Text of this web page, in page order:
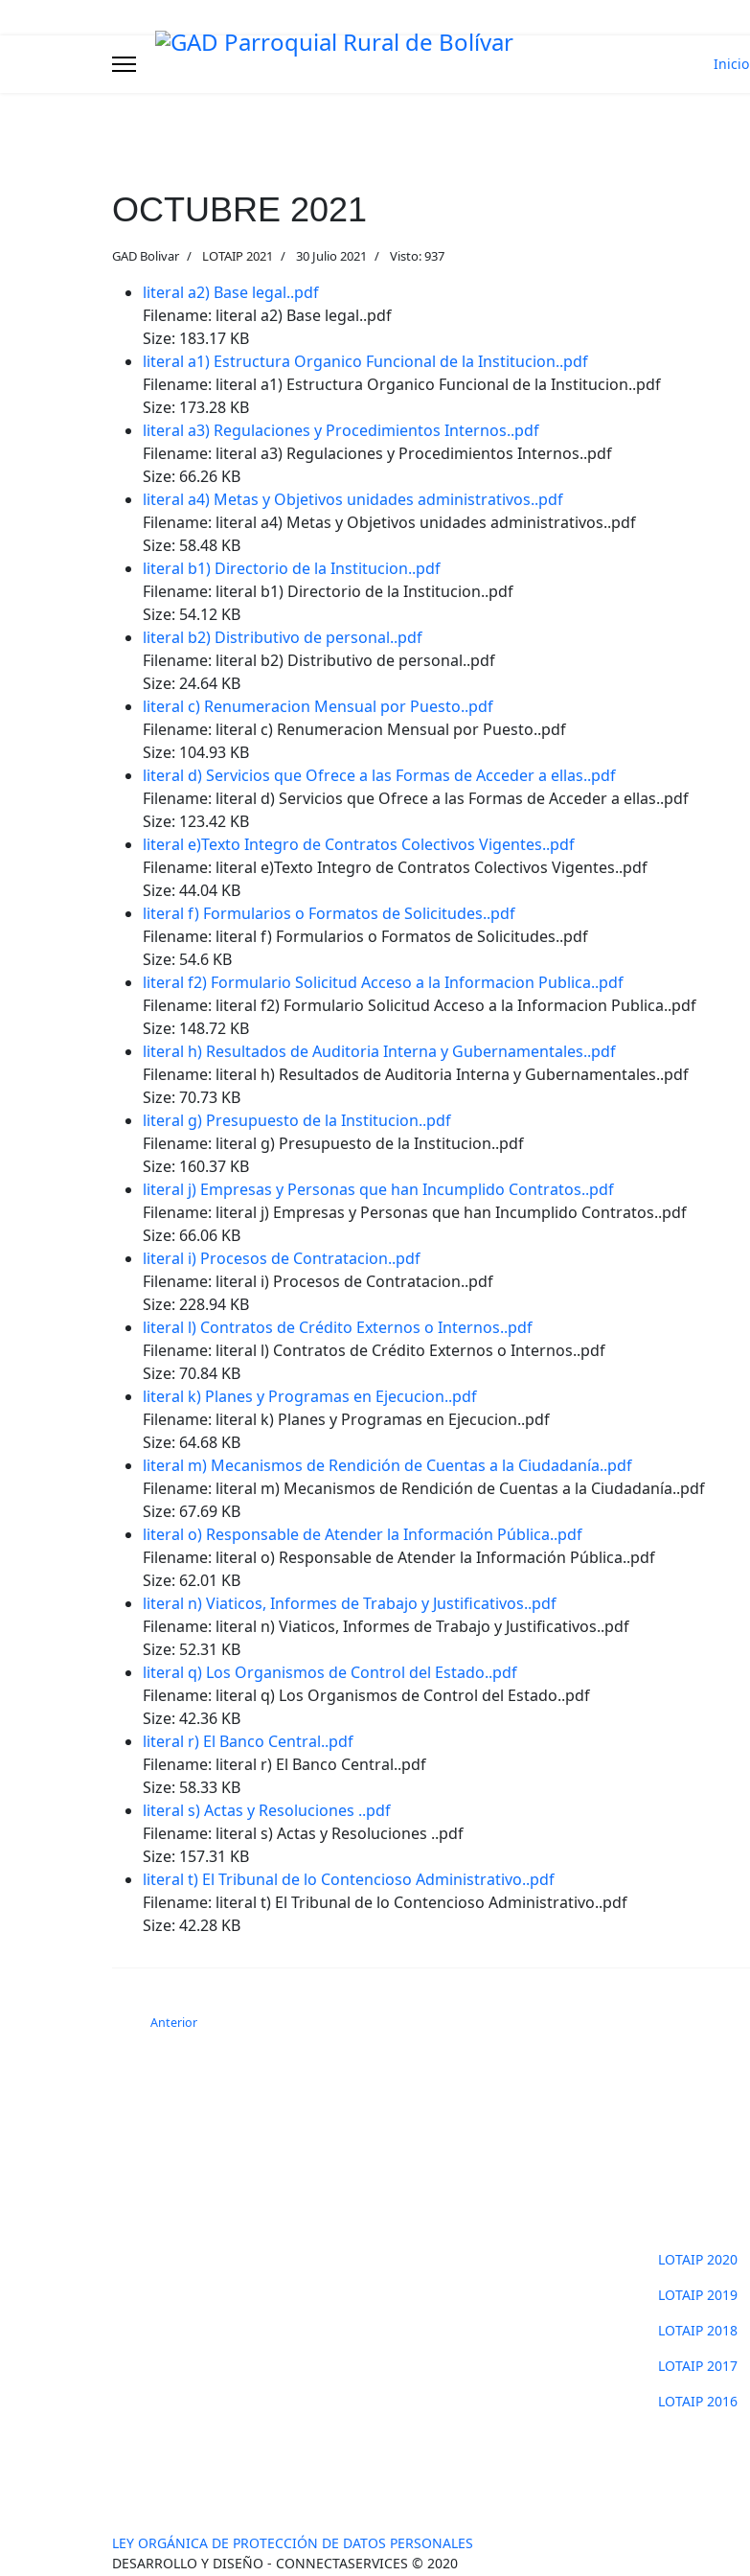
Inicio
OCTUBRE 2021
GAD Bolivar LOTAIP 2021 30 Julio 2021 Visto: 937
literal a2) Base legal..pdf
Filename: literal a2) Base legal..pdf
Size: 183.17 KB
literal a1) Estructura Organico Funcional de la Institucion..pdf
Filename: literal a1) Estructura Organico Funcional de la Institucion..pdf
Size: 173.28 KB
literal a3) Regulaciones y Procedimientos Internos..pdf
Filename: literal a3) Regulaciones y Procedimientos Internos..pdf
Size: 66.26 KB
literal a4) Metas y Objetivos unidades administrativos..pdf
Filename: literal a4) Metas y Objetivos unidades administrativos..pdf
Size: 58.48 KB
literal b1) Directorio de la Institucion..pdf
Filename: literal b1) Directorio de la Institucion..pdf
Size: 54.12 KB
literal b2) Distributivo de personal..pdf
Filename: literal b2) Distributivo de personal..pdf
Size: 24.64 KB
literal c) Renumeracion Mensual por Puesto..pdf
Filename: literal c) Renumeracion Mensual por Puesto..pdf
Size: 104.93 KB
literal d) Servicios que Ofrece a las Formas de Acceder a ellas..pdf
Filename: literal d) Servicios que Ofrece a las Formas de Acceder a ellas..pdf
Size: 123.42 KB
literal e)Texto Integro de Contratos Colectivos Vigentes..pdf
Filename: literal e)Texto Integro de Contratos Colectivos Vigentes..pdf
Size: 44.04 KB
literal f) Formularios o Formatos de Solicitudes..pdf
Filename: literal f) Formularios o Formatos de Solicitudes..pdf
Size: 54.6 KB
literal f2) Formulario Solicitud Acceso a la Informacion Publica..pdf
Filename: literal f2) Formulario Solicitud Acceso a la Informacion Publica..pdf
Size: 148.72 KB
literal h) Resultados de Auditoria Interna y Gubernamentales..pdf
Filename: literal h) Resultados de Auditoria Interna y Gubernamentales..pdf
Size: 70.73 KB
literal g) Presupuesto de la Institucion..pdf
Filename: literal g) Presupuesto de la Institucion..pdf
Size: 160.37 KB
literal j) Empresas y Personas que han Incumplido Contratos..pdf
Filename: literal j) Empresas y Personas que han Incumplido Contratos..pdf
Size: 66.06 KB
literal i) Procesos de Contratacion..pdf
Filename: literal i) Procesos de Contratacion..pdf
Size: 228.94 KB
literal l) Contratos de Crédito Externos o Internos..pdf
Filename: literal l) Contratos de Crédito Externos o Internos..pdf
Size: 70.84 KB
literal k) Planes y Programas en Ejecucion..pdf
Filename: literal k) Planes y Programas en Ejecucion..pdf
Size: 64.68 KB
literal m) Mecanismos de Rendición de Cuentas a la Ciudadanía..pdf
Filename: literal m) Mecanismos de Rendición de Cuentas a la Ciudadanía..pdf
Size: 67.69 KB
literal o) Responsable de Atender la Información Pública..pdf
Filename: literal o) Responsable de Atender la Información Pública..pdf
Size: 62.01 KB
literal n) Viaticos, Informes de Trabajo y Justificativos..pdf
Filename: literal n) Viaticos, Informes de Trabajo y Justificativos..pdf
Size: 52.31 KB
literal q) Los Organismos de Control del Estado..pdf
Filename: literal q) Los Organismos de Control del Estado..pdf
Size: 42.36 KB
literal r) El Banco Central..pdf
Filename: literal r) El Banco Central..pdf
Size: 58.33 KB
literal s) Actas y Resoluciones ..pdf
Filename: literal s) Actas y Resoluciones ..pdf
Size: 157.31 KB
literal t) El Tribunal de lo Contencioso Administrativo..pdf
Filename: literal t) El Tribunal de lo Contencioso Administrativo..pdf
Size: 42.28 KB
Anterior
LOTAIP 2020
LOTAIP 2019
LOTAIP 2018
LOTAIP 2017
LOTAIP 2016
LEY ORGÁNICA DE PROTECCIÓN DE DATOS PERSONALES
DESARROLLO Y DISEÑO - CONNECTASERVICES © 2020